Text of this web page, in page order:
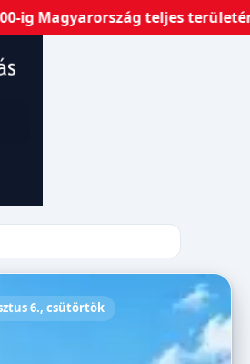
teljes területén
6., csütörtök